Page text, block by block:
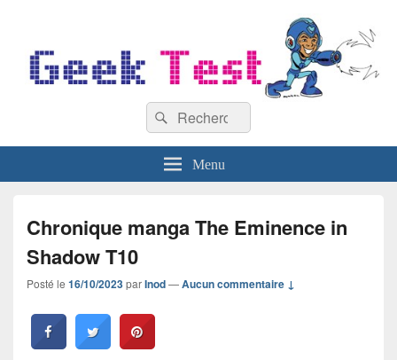
Recherche :
Rechercher
Menu
Chronique manga The Eminence in
Shadow T10
Posté le 16/10/2023parInod—Aucun commentaire ↓